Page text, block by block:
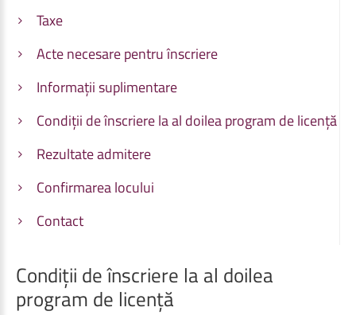
Taxe
Acte necesare pentru înscriere
Informații suplimentare
Condiții de înscriere la al doilea program de licență
Rezultate admitere
Confirmarea locului
Contact
Condiții deînscriere la al doilea
program de licență